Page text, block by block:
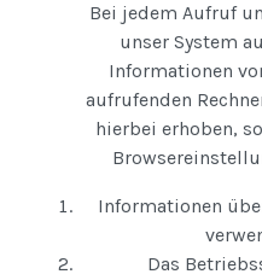
Bei jedem Aufruf
unser System
Informationen
aufrufenden
hierbei erhoben,
Informationen
Das